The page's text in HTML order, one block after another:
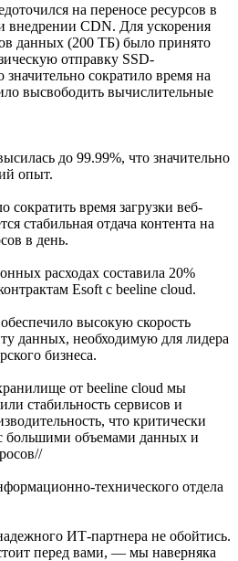
на переносе ресурсов в
внедрении CDN. Для ускорения
данных (200 ТБ) было принято
отправку SSD-
сократило время на
высвободить вычислительные
до 99.99%, что значительно
опыт.
время загрузки веб-
стабильная отдача контента на
в день.
расходах составила 20%
Esoft с beeline cloud.
высокую скорость
данных, необходимую для лидера
бизнеса.
от beeline cloud мы
стабильность сервисов и
что критически
большими объемами данных и
//
технического отдела
ИТ-партнера не обойтись.
перед вами, — мы наверняка